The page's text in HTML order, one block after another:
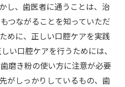
し、歯医者に通うことは、治
つながることを知っていただ
めに、正しい口腔ケアを実践
い口腔ケアを行うためには、
磨き粉の使い方に注意が必要
がしっかりしているもの、歯